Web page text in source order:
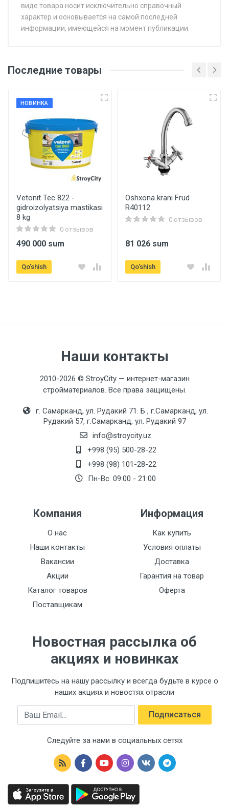
виде товара носит исключительно справочный
характер и основывается на самой последней
информации, имеющейся на момент публикации.
Последние товары
НОВИНКА
Vetonit Tec 822 -
gidroizolyatsiya mastikasi
8 kg
0 отзывов
490 000 sum
Qo'shish
Oshxona krani Frud
R40112
0 отзывов
81 026 sum
Qo'shish
Наши контакты
2010-2026 © StroyCity — интернет-магазин
стройматериалов. Все права защищены.
г. Самарканд, ул. Рудакий 71. Б , г.Самарканд, ул.
Рудакий 57, г.Самарканд, ул. Рудакий 97
info@stroycity.uz
+998 (95) 500-28-22
+998 (98) 101-28-22
Пн-Вс. 09:00 - 21:00
Компания
О нас
Наши контакты
Вакансии
Акции
Каталог товаров
Поставщикам
Информация
Как купить
Условия оплаты
Доставка
Гарантия на товар
Оферта
Новостная рассылка об
акциях и новинках
Подпишитесь на нашу рассылку и всегда будьте в курсе о
наших акциях и новостях отрасли
Email Подписаться
Следуйте за нами в социальных сетях